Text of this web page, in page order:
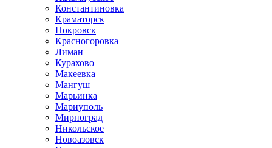
Константиновка
Краматорск
Покровск
Красногоровка
Лиман
Курахово
Макеевка
Мангуш
Марьинка
Мариуполь
Мирноград
Никольское
Новоазовск